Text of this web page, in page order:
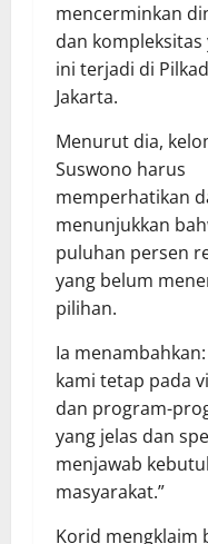
mencerminkan
dan kompleksitas
ini terjadi di
Jakarta.
Menurut dia,
Suswono harus
memperhatikan
menunjukkan
puluhan persen
yang belum
pilihan.
Ia menambahkan:
kami tetap pada
dan program-
yang jelas dan
menjawab
masyarakat.”
Korid mengklaim